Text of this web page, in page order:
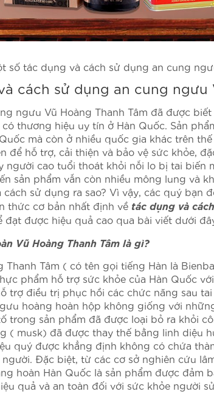
số tác dụng và cách sử dụng an cung
cách sử dụng an cung ngưu
ngưu Vũ Hoàng Thanh Tâm đã được
thương hiệu uy tín ở Hàn Quốc. Sản
mà còn ở nhiều quốc gia khác trên
để hỗ trợ, cải thiện và bảo vệ sức khỏe,
người cao tuổi thoát khỏi nỗi lo bị tai biến
sản phẩm vẫn còn nhiều mông lung và
sử dụng ra sao? Vì vậy, các quý bạn
thức cơ bản nhất định về tác dụng và
đạt được hiệu quả cao qua bài viết dưới
Vũ Hoàng Thanh Tâm là gì?
Thanh Tâm ( có tên gọi tiếng Hàn là
phẩm hỗ trợ sức khỏe của Hàn Quốc
trợ điều trị phục hồi các chức năng sau
hoàng hoàn hộp không giống với
trong sản phẩm đã được loại bỏ ra khỏi
( musk) đã được thay thế bằng linh diệu
quý được khẳng định không có chứa
Đặc biệt, từ các cơ sở nghiên cứu
hoàn Hàn Quốc là sản phẩm được đảm
quả và an toàn đối với sức khỏe người